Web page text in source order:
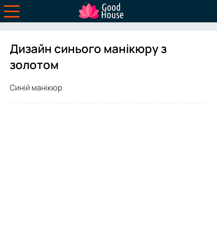
Дизайн синього манікюру з
золотом
Синій манікюр